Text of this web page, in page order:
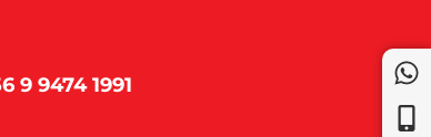
9 9474 1991